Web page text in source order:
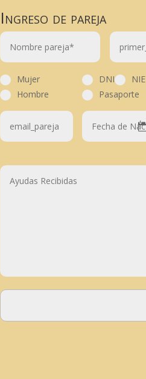
Ingreso de pareja
Mujer
Hombre
DNI
NIE
Pasaporte